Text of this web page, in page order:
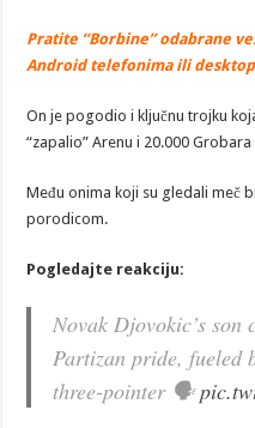
Pratite “Borbine” odabrane
Android telefonima ili
On je pogodio i ključnu trojku
“zapalio” Arenu i 20.000
Među onima koji su gledali meč
porodicom.
Pogledajte reakciju:
Novak Djovokic’s son
Partizan pride, fueled
three-pointer 🗣️